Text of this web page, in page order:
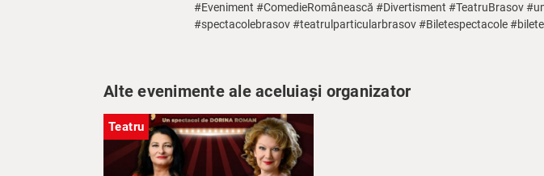
#Eveniment #ComedieRomânească #Divertisment #TeatruBrasov
#spectacolebrasov #teatrulparticularbrasov #Biletespectacole
Alte evenimente ale aceluiași organizator
Teatru